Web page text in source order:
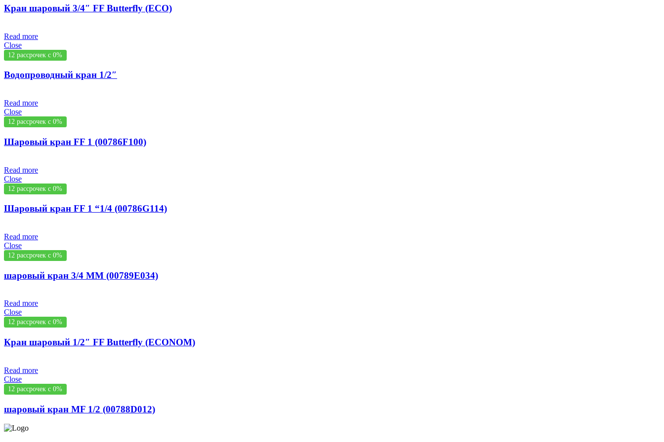
Кран шаровый 3/4″ FF Butterfly (ECO)
Read more
Close
12 рассрочек с 0%
Водопроводный кран 1/2″
Read more
Close
12 рассрочек с 0%
Шаровый кран FF 1 (00786F100)
Read more
Close
12 рассрочек с 0%
Шаровый кран FF 1 “1/4 (00786G114)
Read more
Close
12 рассрочек с 0%
шаровый кран 3/4 MM (00789E034)
Read more
Close
12 рассрочек с 0%
Кран шаровый 1/2″ FF Butterfly (ECONOM)
Read more
Close
12 рассрочек с 0%
шаровый кран MF 1/2 (00788D012)